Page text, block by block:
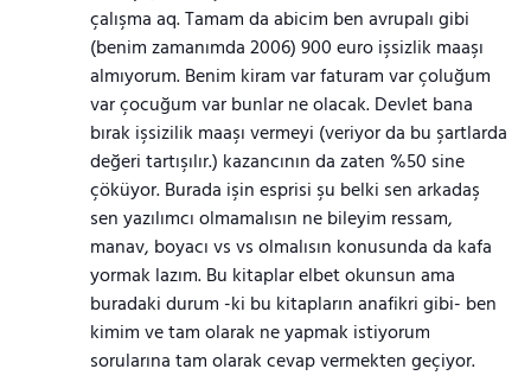
çalışma aq. Tamam da abicim ben avrupalı gibi
(benim zamanımda 2006) 900 euro işsizlik maaşı
almıyorum. Benim kiram var faturam var çoluğum
var çocuğum var bunlar ne olacak. Devlet bana
bırak işsizilik maaşı vermeyi (veriyor da bu şartlarda
değeri tartışılır.) kazancının da zaten %50 sine
çöküyor. Burada işin esprisi şu belki sen arkadaş
sen yazılımcı olmamalısın ne bileyim ressam,
manav, boyacı vs vs olmalısın konusunda da kafa
yormak lazım. Bu kitaplar elbet okunsun ama
buradaki durum -ki bu kitapların anafikri gibi- ben
kimim ve tam olarak ne yapmak istiyorum
sorularına tam olarak cevap vermekten geçiyor.